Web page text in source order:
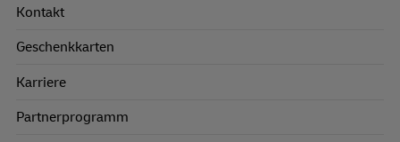
Kontakt
Geschenkkarten
Karriere
Partnerprogramm